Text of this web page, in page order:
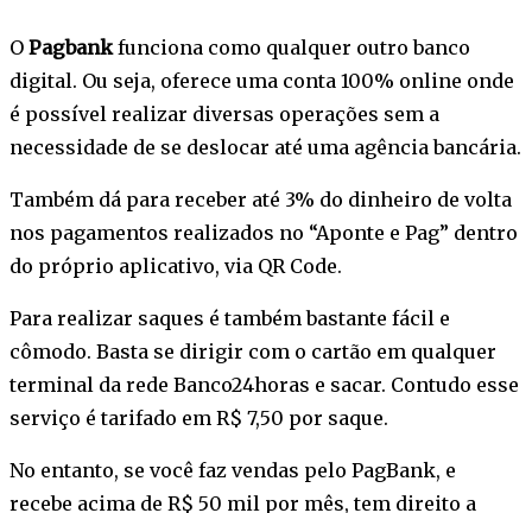
O Pagbankfunciona como qualquer outro banco
digital. Ou seja, oferece uma conta 100% online onde
é possível realizar diversas operações sem a
necessidade de se deslocar até uma agência bancária.
Também dá para receber até 3% do dinheiro de volta
nos pagamentos realizados no “Aponte e Pag” dentro
do próprio aplicativo, via QR Code.
Para realizar saques é também bastante fácil e
cômodo. Basta se dirigir com o cartão em qualquer
terminal da rede Banco24horas e sacar. Contudo esse
serviço é tarifado em R$ 7,50 por saque.
No entanto, se você faz vendas pelo PagBank, e
recebe acima de R$ 50 mil por mês, tem direito a